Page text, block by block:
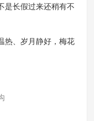
是长假过来还稍有不
热、岁月静好，梅花